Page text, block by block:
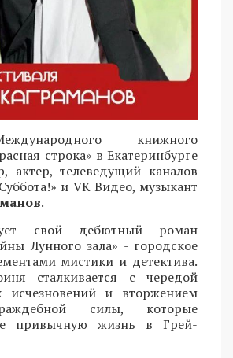
книжного
строка» в Екатеринбурге
актер, телеведущий каналов
и VK Видео, музыкант
.
свой дебютный роман
Лунного зала» - городское
мистики и детектива.
сталкивается с чередой
исчезновений и вторжением
силы, которые
привычную жизнь в Грей-